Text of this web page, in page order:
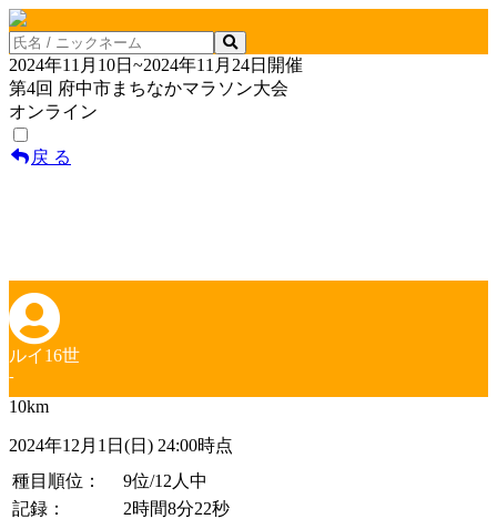
2024年11月10日~2024年11月24日開催
第4回 府中市まちなかマラソン大会
オンライン
戻 る
ルイ16世
-
10km
2024年12月1日(日) 24:00時点
種目順位：
9位/12人中
記録：
2時間8分22秒